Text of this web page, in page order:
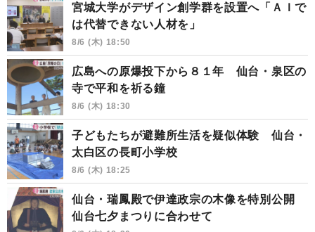
宮城大学がデザイン創学群を設置へ「ＡＩで
は代替できない人材を」
8/6 (木) 18:50
広島への原爆投下から８１年 仙台・泉区の
寺で平和を祈る鐘
8/6 (木) 18:30
子どもたちが避難所生活を疑似体験 仙台・
太白区の長町小学校
8/6 (木) 18:25
仙台・瑞鳳殿で伊達政宗の木像を特別公開
仙台七夕まつりに合わせて